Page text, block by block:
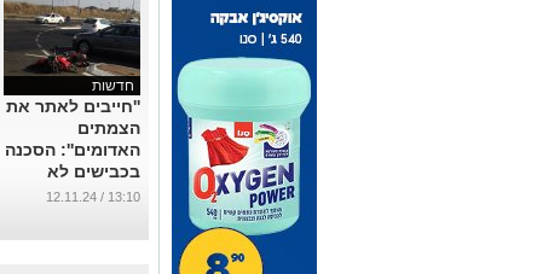
חדשות
''חייבים לאתר את
הצמתים
האדומים'': הסכנה
בכבישים לא
חלפה מעל ב"ש
13:10 / 12.11.24